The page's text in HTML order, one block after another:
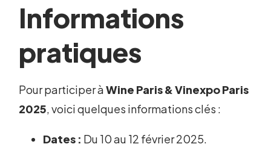
Informations
pratiques
Pour participer àWine Paris & Vinexpo Paris
2025, voici quelques informations clés :
Dates : Du 10 au 12 février 2025.